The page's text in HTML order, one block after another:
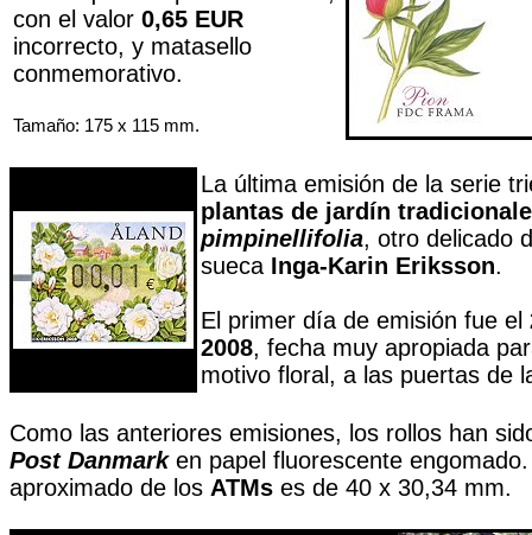
con el valor 0,65 EUR
incorrecto, y matasello
conmemorativo.
Tamaño: 175 x 115 mm.
La última emisión de la serie
plantas de jardín
pimpinellifolia, otro delicado
sueca Inga-Karin Eriksson.
El primer día de emisión fue el
2008, fecha muy apropiada
motivo floral, a las puertas de
Como las anteriores emisiones, los rollos han
Post Danmarken papel fluorescente
aproximado de los ATMs es de 40 x 30,34 mm.